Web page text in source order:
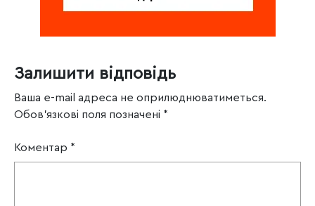
Залишити відповідь
Ваша e-mail адреса не оприлюднюватиметься.
Обов’язкові поля позначені *
Коментар *